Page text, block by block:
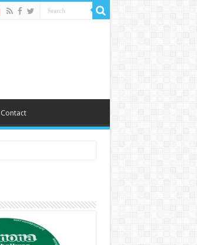
Contact